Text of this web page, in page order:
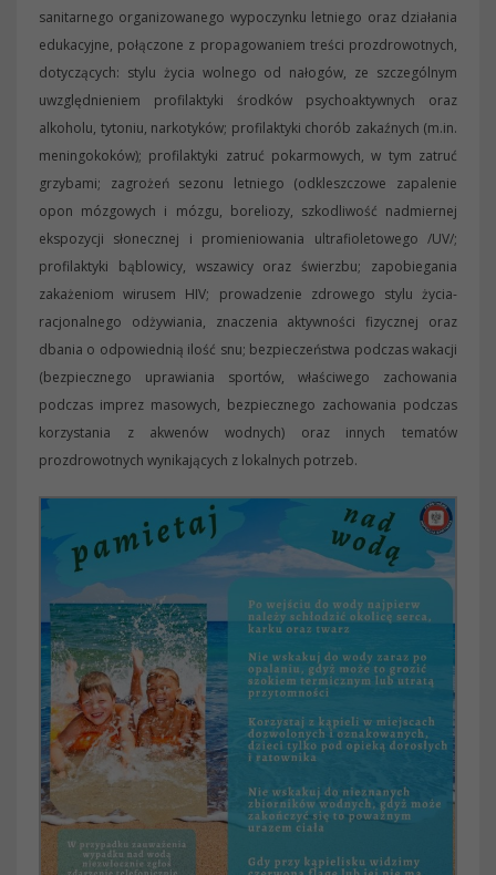
sanitarnego organizowanego wypoczynku letniego oraz działania
edukacyjne, połączone z propagowaniem treści prozdrowotnych,
dotyczących: stylu życia wolnego od nałogów, ze szczególnym
uwzględnieniem profilaktyki środków psychoaktywnych oraz
alkoholu, tytoniu, narkotyków; profilaktyki chorób zakaźnych (m.in.
meningokoków); profilaktyki zatruć pokarmowych, w tym zatruć
grzybami; zagrożeń sezonu letniego (odkleszczowe zapalenie
opon mózgowych i mózgu, boreliozy, szkodliwość nadmiernej
ekspozycji słonecznej i promieniowania ultrafioletowego /UV/;
profilaktyki bąblowicy, wszawicy oraz świerzbu; zapobiegania
zakażeniom wirusem HIV; prowadzenie zdrowego stylu życia-
racjonalnego odżywiania, znaczenia aktywności fizycznej oraz
dbania o odpowiednią ilość snu; bezpieczeństwa podczas wakacji
(bezpiecznego uprawiania sportów, właściwego zachowania
podczas imprez masowych, bezpiecznego zachowania podczas
korzystania z akwenów wodnych) oraz innych tematów
prozdrowotnych wynikających z lokalnych potrzeb.